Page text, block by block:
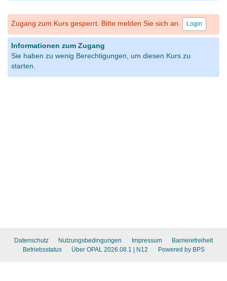
Zugang zum Kurs gesperrt. Bitte melden Sie sich an. Login
Informationen zum Zugang
Sie haben zu wenig Berechtigungen, um diesen Kurs zu
starten.
Datenschutz Nutzungsbedingungen Impressum
Barrierefreiheit
Betriebsstatus
Über OPAL 2026.08.1 | N12 Powered by BPS